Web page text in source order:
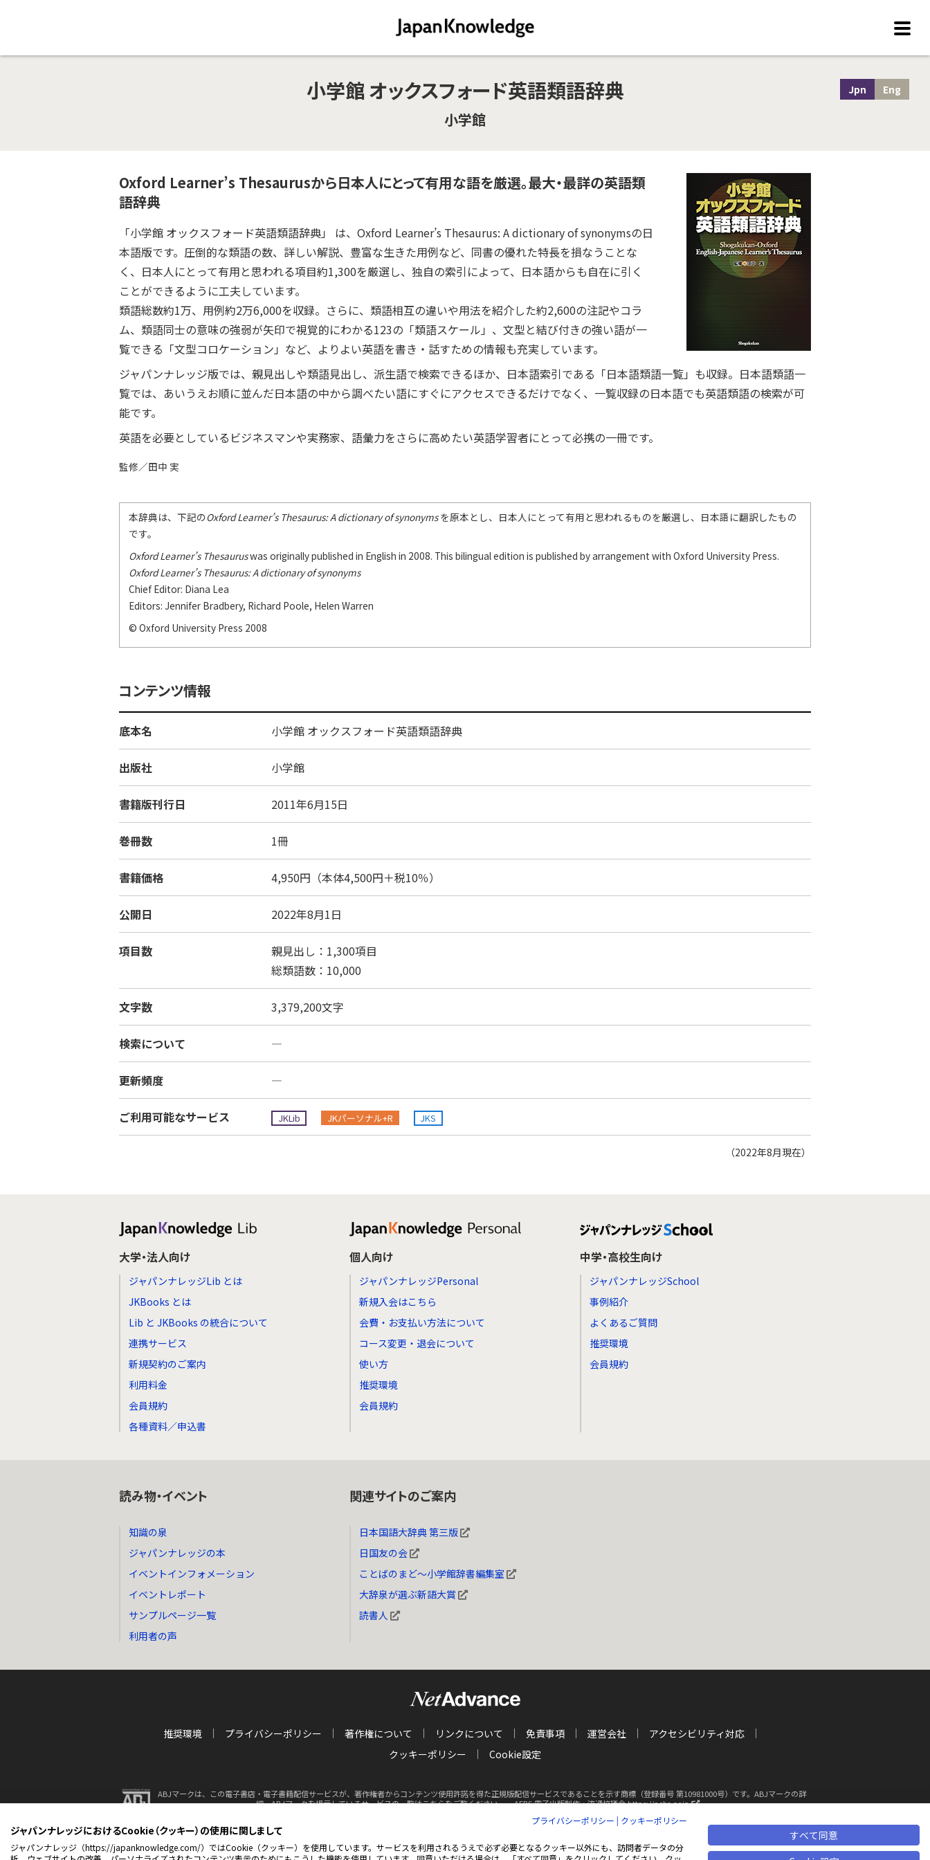
小学館 オックスフォード英語類語辞典
小学館
Jpn Eng
Oxford Learner’s Thesaurusから日本人にとって有用な語を厳選。最大・最詳の英語類
語辞典
「小学館 オックスフォード英語類語辞典」 は、Oxford Learner’s Thesaurus: A dictionary of synonymsの日
本語版です。圧倒的な類語の数、詳しい解説、豊富な生きた用例など、同書の優れた特長を損なうことな
く、日本人にとって有用と思われる項目約1,300を厳選し、独自の索引によって、日本語からも自在に引く
ことができるように工夫しています。
類語総数約1万、用例約2万6,000を収録。さらに、類語相互の違いや用法を紹介した約2,600の注記やコラ
ム、類語同士の意味の強弱が矢印で視覚的にわかる123の「類語スケール」、文型と結び付きの強い語が一
覧できる「文型コロケーション」など、よりよい英語を書き・話すための情報も充実しています。
ジャパンナレッジ版では、親見出しや類語見出し、派生語で検索できるほか、日本語索引である「日本語類語一覧」も収録。日本語類語一
覧では、あいうえお順に並んだ日本語の中から調べたい語にすぐにアクセスできるだけでなく、一覧収録の日本語でも英語類語の検索が可
能です。
英語を必要としているビジネスマンや実務家、語彙力をさらに高めたい英語学習者にとって必携の一冊です。
監修／田中 実
本辞典は、下記のOxford Learner’s Thesaurus: A dictionary of synonymsを原本とし、日本人にとって有用と思われるものを厳選し、日本語に翻訳したもの
です。
Oxford Learner’s Thesauruswas originally published in English in 2008. This bilingual edition is published by arrangement with Oxford University Press.
Oxford Learner’s Thesaurus: A dictionary of synonyms
Chief Editor: Diana Lea
Editors: Jennifer Bradbery, Richard Poole, Helen Warren
© Oxford University Press 2008
コンテンツ情報
底本名 小学館 オックスフォード英語類語辞典
出版社 小学館
書籍版刊行日 2011年6月15日
巻冊数 1冊
書籍価格 4,950円（本体4,500円＋税10％）
公開日 2022年8月1日
項目数
親見出し：1,300項目
総類語数：10,000
文字数 3,379,200文字
検索について ―
更新頻度 ―
ご利用可能なサービス JKLib JKパーソナル+R JKS
（2022年8月現在）
大学・法人向け
ジャパンナレッジLib とは
JKBooks とは
Lib と JKBooks の統合について
連携サービス
新規契約のご案内
利用料金
会員規約
各種資料／申込書
個人向け
ジャパンナレッジPersonal
新規入会はこちら
会費・お支払い方法について
コース変更・退会について
使い方
推奨環境
会員規約
中学・高校生向け
ジャパンナレッジSchool
事例紹介
よくあるご質問
推奨環境
会員規約
読み物・イベント
知識の泉
ジャパンナレッジの本
イベントインフォメーション
イベントレポート
サンプルページ一覧
利用者の声
関連サイトのご案内
日本国語大辞典 第三版
日国友の会
ことばのまど～小学館辞書編集室
大辞泉が選ぶ新語大賞
読書人
推奨環境 プライバシーポリシー 著作権について リンクについて 免責事項 運営会社
アクセシビリティ対応
クッキーポリシー
Cookie設定
ABJマークは、この電子書店・電子書籍配信サービスが、著作権者からコンテンツ使用許諾を得た正規版配信サービスであることを示す商標（登録番号 第10981000号）です。ABJマークの詳
細、ABJマークを掲示しているサービスの一覧はこちらをご覧ください。
AEBS 電子出版制作・流通協議会 https://aebs.or.jp/
新
© 2001-2026 NetAdvance Inc. All rights reserved.
プライバシーポリシー | クッキーポリシー
ジャパンナレッジにおけるCookie（クッキー）の使用に関しまして
ジャパンナレッジ（https://japanknowledge.com/）ではCookie（クッキー）を使用しています。サービスを利用されるうえで必ず必要となるクッキー以外にも、訪問者データの分
すべて同意